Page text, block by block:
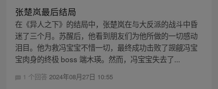
张楚岚最后结局
在《异人之下》的结局中，张楚岚在与大反派的战斗中昏
迷了三个月。苏醒后，他看到朋友们为他所做的一切感动
泪目。他为救冯宝宝不惜一切，最终成功击败了觊觎冯宝
宝肉身的终极 boss 端木瑛。然而，冯宝宝失去了...
1 个回答 2024年08月27日 10:55